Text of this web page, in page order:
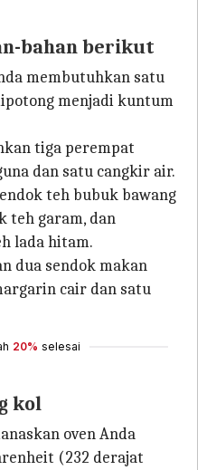
bahan berikut
membutuhkan satu
menjadi kuntum
tiga perempat
dan satu cangkir air.
teh bubuk bawang
teh garam, dan
lada hitam.
dua sendok makan
cair dan satu
20% selesai
kol
oven Anda
(232 derajat